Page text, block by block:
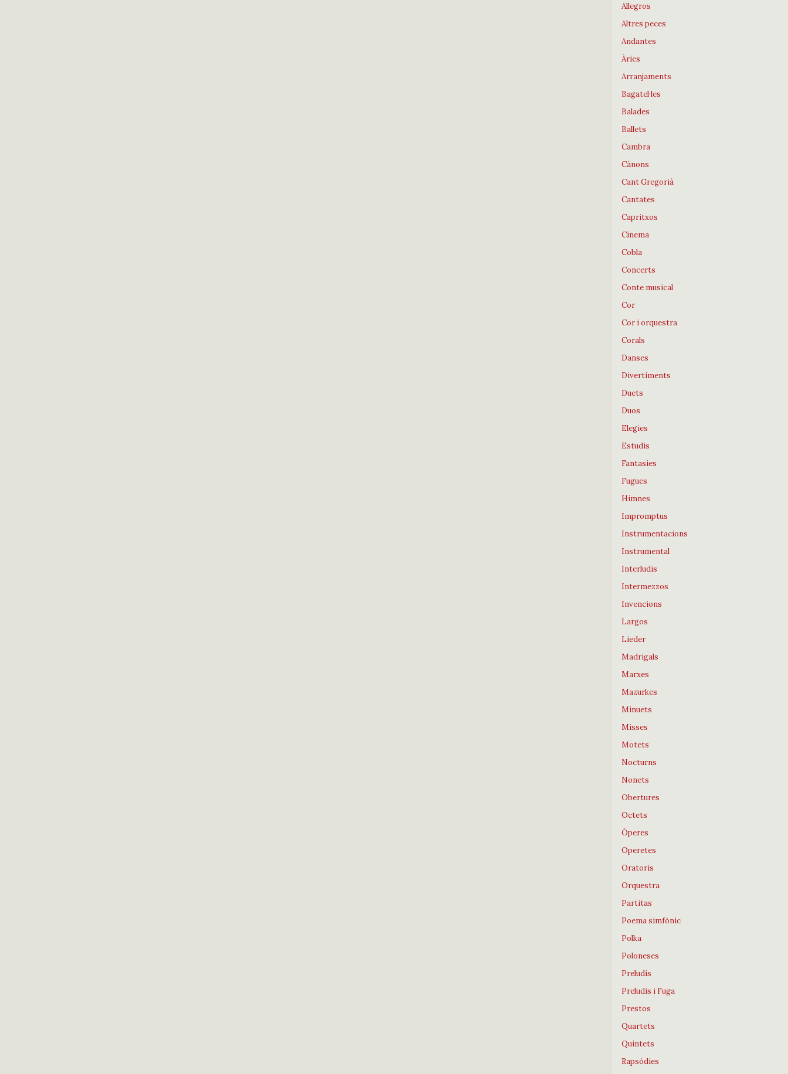
Allegros
Altres peces
Andantes
Àries
Arranjaments
Bagatel·les
Balades
Ballets
Cambra
Cànons
Cant Gregorià
Cantates
Capritxos
Cinema
Cobla
Concerts
Conte musical
Cor
Cor i orquestra
Corals
Danses
Divertiments
Duets
Duos
Elegies
Estudis
Fantasies
Fugues
Himnes
Impromptus
Instrumentacions
Instrumental
Interludis
Intermezzos
Invencions
Largos
Lieder
Madrigals
Marxes
Mazurkes
Minuets
Misses
Motets
Nocturns
Nonets
Obertures
Octets
Òperes
Operetes
Oratoris
Orquestra
Partitas
Poema simfònic
Polka
Poloneses
Preludis
Preludis i Fuga
Prestos
Quartets
Quintets
Rapsòdies